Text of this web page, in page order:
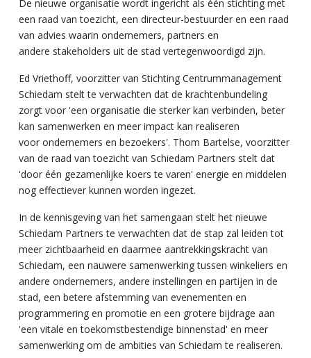
De nieuwe organisatie wordt ingericht als één stichting met
een raad van toezicht, een directeur-bestuurder en een raad
van advies waarin ondernemers, partners en
andere stakeholders uit de stad vertegenwoordigd zijn.
Ed Vriethoff, voorzitter van Stichting Centrummanagement
Schiedam stelt te verwachten dat de krachtenbundeling
zorgt voor 'een organisatie die sterker kan verbinden, beter
kan samenwerken en meer impact kan realiseren
voor ondernemers en bezoekers'. Thom Bartelse, voorzitter
van de raad van toezicht van Schiedam Partners stelt dat
'door één gezamenlijke koers te varen' energie en middelen
nog effectiever kunnen worden ingezet.
In de kennisgeving van het samengaan stelt het nieuwe
Schiedam Partners te verwachten dat de stap zal leiden tot
meer zichtbaarheid en daarmee aantrekkingskracht van
Schiedam, een nauwere samenwerking tussen winkeliers en
andere ondernemers, andere instellingen en partijen in de
stad, een betere afstemming van evenementen en
programmering en promotie en een grotere bijdrage aan
'een vitale en toekomstbestendige binnenstad' en meer
samenwerking om de ambities van Schiedam te realiseren.